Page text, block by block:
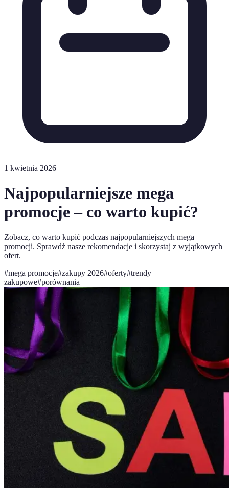
1 kwietnia 2026
Najpopularniejsze mega
promocje – co warto kupić?
Zobacz, co warto kupić podczas najpopularniejszych mega
promocji. Sprawdź nasze rekomendacje i skorzystaj z wyjątkowych
ofert.
#mega promocje#zakupy 2026#oferty#trendy
zakupowe#porównania